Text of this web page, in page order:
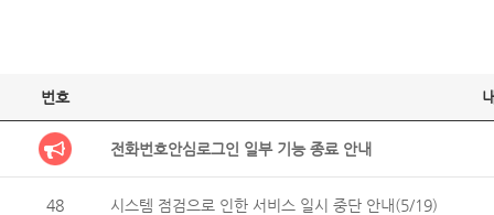
번호
전화번호안심로그인 일부 기능 종료 안내
48 시스템 점검으로 인한 서비스 일시 중단 안내(5/19)